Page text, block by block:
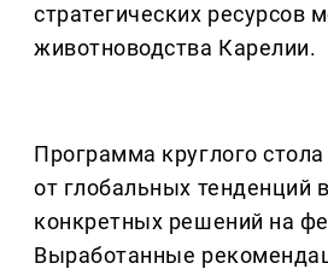
стратегических ресурсов
животноводства Карелии.
Программа круглого стола
от глобальных тенденций
конкретных решений на
Выработанные